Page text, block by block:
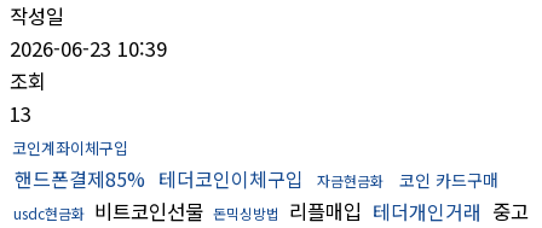
작성일
2026-06-23 10:39
조회
13
코인계좌이체구입
핸드폰결제85% 테더코인이체구입 자금현금화 코인 카드구매
usdc현금화 비트코인선물 돈믹싱방법 리플매입 테더개인거래 중고